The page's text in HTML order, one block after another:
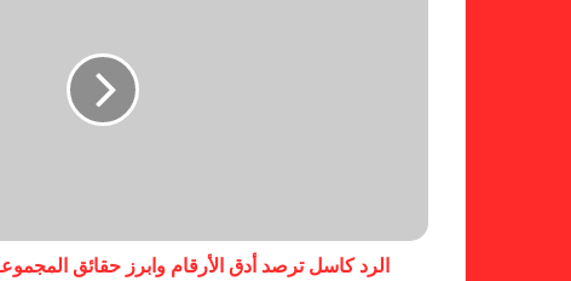
الرد كاسل ترصد أدق الأرقام وابرز حقائق